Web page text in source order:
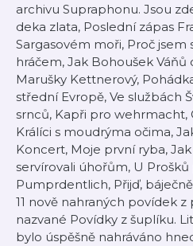
archivu Supraphonu. Jsou
deka zlata, Poslední zápas
Sargasovém moři, Proč jsem
hráčem, Jak Bohoušek Váňů
Marušky Kettnerový,
střední Evropě, Ve službách
srnců, Kapři pro wehrmacht,
Králíci s moudrýma očima,
Koncert, Moje první ryba,
servírovali úhořům, U
Pumprdentlich, Přijď,
11 nově nahraných povídek
nazvané Povídky z šuplíku.
bylo úspěšně nahráváno